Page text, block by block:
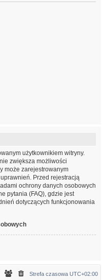
użytkownikiem witryny.
zwiększa możliwości
może zarejestrowanym
Przed rejestracją
ochrony danych osobowych
pytania (FAQ), gdzie jest
dotyczących funkcjonowania
Strefa czasowa UTC+02:00